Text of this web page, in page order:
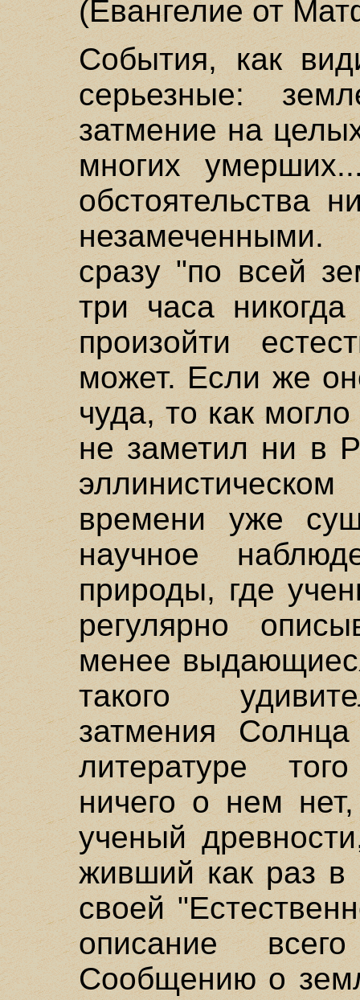
(Евангелие от
События, как
серьезные:
затмение на
многих
обстоятельства
незамеченными.
сразу "по всей
три часа
произойти
может. Если же
чуда, то как
не заметил ни в
времени уже
научное
природы, где
регулярно
менее
такого
затмения
литературе
ничего о нем
ученый
живший как раз в
своей
описание
Сообщению о